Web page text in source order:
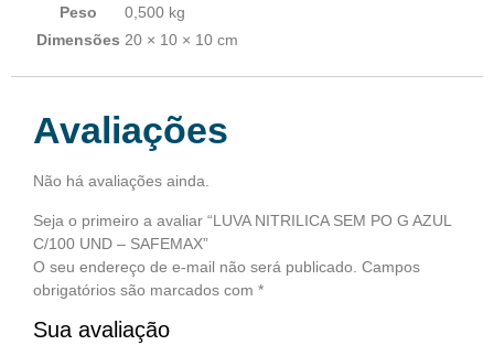
Peso
0,500 kg
Dimensões 20 × 10 × 10 cm
Avaliações
Não há avaliações ainda.
Seja o primeiro a avaliar “LUVA NITRILICA SEM PO G AZUL
C/100 UND – SAFEMAX”
O seu endereço de e-mail não será publicado. Campos
obrigatórios são marcados com *
Sua avaliação